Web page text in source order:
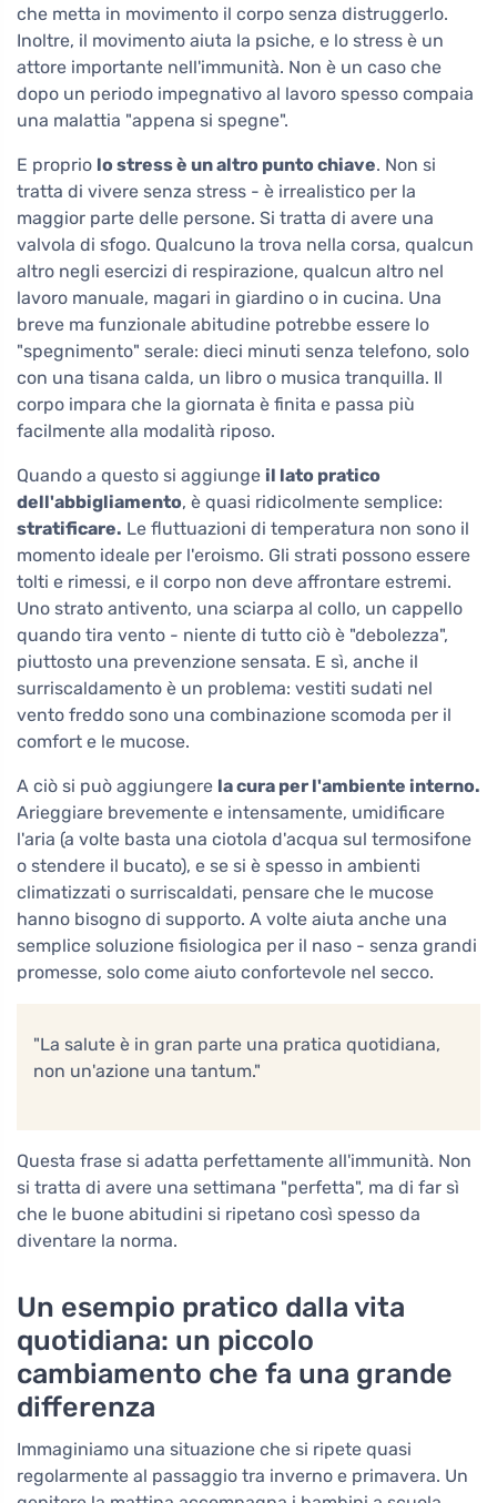
che metta in movimento il corpo senza distruggerlo.
Inoltre, il movimento aiuta la psiche, e lo stress è un
attore importante nell'immunità. Non è un caso che
dopo un periodo impegnativo al lavoro spesso compaia
una malattia "appena si spegne".
E proprio lo stress è un altro punto chiave. Non si
tratta di vivere senza stress - è irrealistico per la
maggior parte delle persone. Si tratta di avere una
valvola di sfogo. Qualcuno la trova nella corsa, qualcun
altro negli esercizi di respirazione, qualcun altro nel
lavoro manuale, magari in giardino o in cucina. Una
breve ma funzionale abitudine potrebbe essere lo
"spegnimento" serale: dieci minuti senza telefono, solo
con una tisana calda, un libro o musica tranquilla. Il
corpo impara che la giornata è finita e passa più
facilmente alla modalità riposo.
Quando a questo si aggiunge il lato pratico
dell'abbigliamento, è quasi ridicolmente semplice:
stratificare. Le fluttuazioni di temperatura non sono il
momento ideale per l'eroismo. Gli strati possono essere
tolti e rimessi, e il corpo non deve affrontare estremi.
Uno strato antivento, una sciarpa al collo, un cappello
quando tira vento - niente di tutto ciò è "debolezza",
piuttosto una prevenzione sensata. E sì, anche il
surriscaldamento è un problema: vestiti sudati nel
vento freddo sono una combinazione scomoda per il
comfort e le mucose.
A ciò si può aggiungere la cura per l'ambiente interno.
Arieggiare brevemente e intensamente, umidificare
l'aria (a volte basta una ciotola d'acqua sul termosifone
o stendere il bucato), e se si è spesso in ambienti
climatizzati o surriscaldati, pensare che le mucose
hanno bisogno di supporto. A volte aiuta anche una
semplice soluzione fisiologica per il naso - senza grandi
promesse, solo come aiuto confortevole nel secco.
"La salute è in gran parte una pratica quotidiana,
non un'azione una tantum."
Questa frase si adatta perfettamente all'immunità. Non
si tratta di avere una settimana "perfetta", ma di far sì
che le buone abitudini si ripetano così spesso da
diventare la norma.
Un esempio pratico dalla vita
quotidiana: un piccolo
cambiamento che fa una grande
differenza
Immaginiamo una situazione che si ripete quasi
regolarmente al passaggio tra inverno e primavera. Un